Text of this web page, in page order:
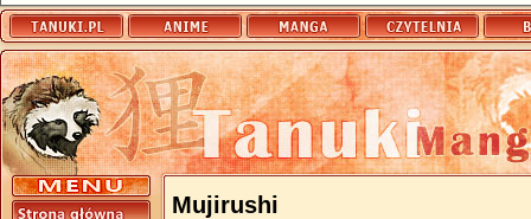
Mujirushi